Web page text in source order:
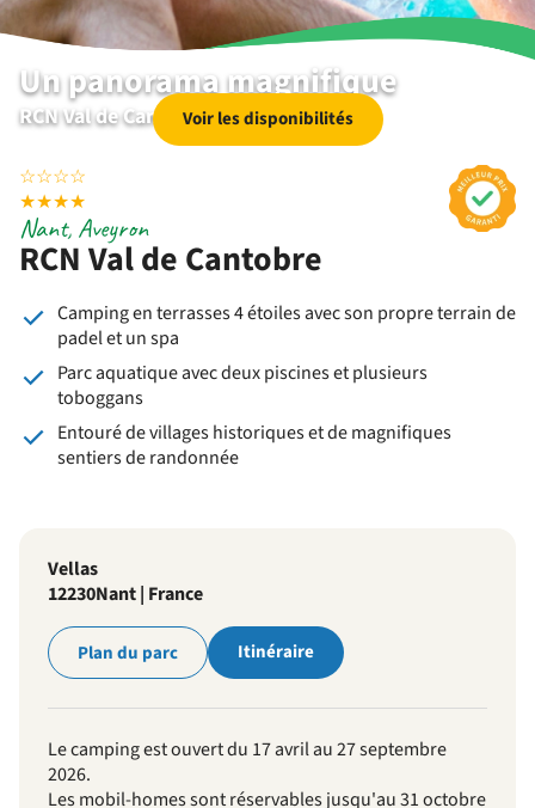
Un panorama magnifique
RCN Val de Cantobre | Nant | Aveyron
Voir les disponibilités
☆☆☆☆
★★★★
RCN Val de Cantobre
Nant, Aveyron
Camping en terrasses 4 étoiles avec son propre terrain de
padel et un spa
Parc aquatique avec deux piscines et plusieurs
toboggans
Entouré de villages historiques et de magnifiques
sentiers de randonnée
Vellas
12230Nant | France
Plan du parc Itinéraire
Le camping est ouvert du 17 avril au 27 septembre
2026.
Les mobil-homes sont réservables jusqu'au 31 octobre